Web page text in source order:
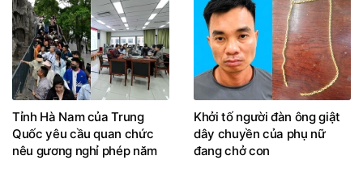
Tỉnh Hà Nam của Trung
Quốc yêu cầu quan chức
nêu gương nghỉ phép năm
Khởi tố người đàn ông giật
dây chuyền của phụ nữ
đang chở con